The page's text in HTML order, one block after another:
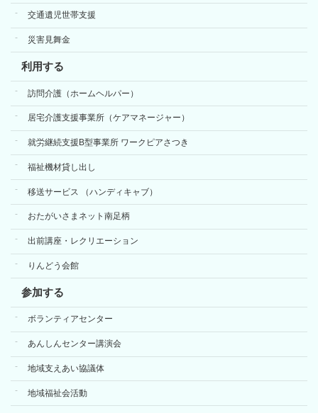
交通遺児世帯支援
災害見舞金
利用する
訪問介護（ホームヘルパー）
居宅介護支援事業所（ケアマネージャー）
就労継続支援B型事業所 ワークピアさつき
福祉機材貸し出し
移送サービス （ハンディキャブ）
おたがいさまネット南足柄
出前講座・レクリエーション
りんどう会館
参加する
ボランティアセンター
あんしんセンター講演会
地域支えあい協議体
地域福祉会活動